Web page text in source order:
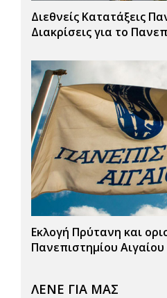
Διεθνείς Κατατάξεις
Διακρίσεις για το
Εκλογή Πρύτανη και
Πανεπιστημίου Αιγαίου
ΛΕΝΕ ΓΙΑ ΜΑΣ